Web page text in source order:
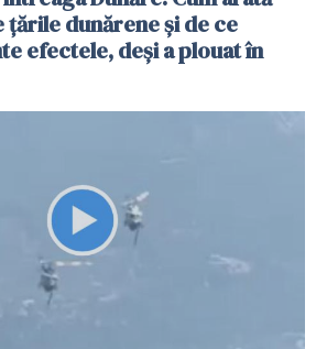
țările dunărene și de ce
efectele, deși a plouat în